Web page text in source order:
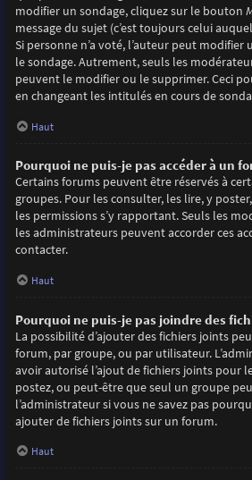
modifier un sondage, cliquez sur le bouton
message du sujet (c’est toujours celui
Si personne n’a voté, l’auteur peut
le sondage. Autrement, seuls les
peuvent le modifier ou le supprimer. Ceci
en changeant les intitulés en cours de
Haut
Pourquoi ne puis-je pas accéder à un
Certains forums peuvent être réservés à
groupes. Pour les consulter, les lire, y
les permissions s’y rapportant. Seuls les
les administrateurs peuvent accorder ces
contacter.
Haut
Pourquoi ne puis-je pas joindre des
La possibilité d’ajouter des fichiers joints
forum, par groupe, ou par utilisateur.
avoir autorisé l’ajout de fichiers joints pour
postez, ou peut-être que seul un groupe
l’administrateur si vous ne savez pas
ajouter de fichiers joints sur un forum.
Haut